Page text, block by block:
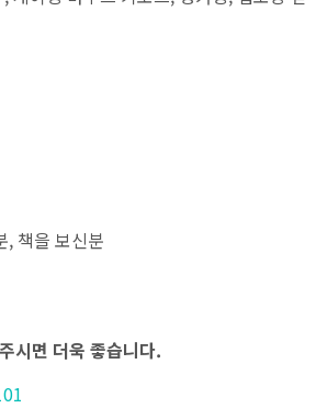
책을 보신분
시면 더욱 좋습니다.